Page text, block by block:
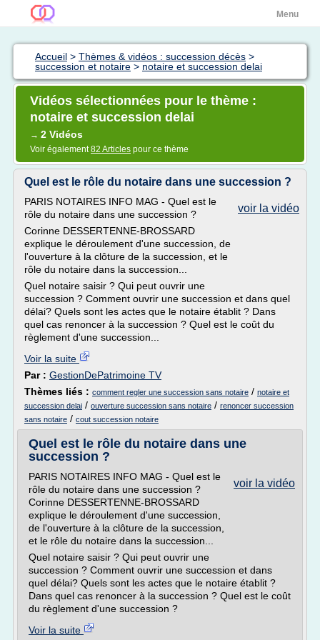
Menu
Accueil > Thèmes & vidéos : succession décès >
succession et notaire > notaire et succession delai
Vidéos sélectionnées pour le thème :
notaire et succession delai
→ 2 Vidéos
Voir également82 Articles pour ce thème
Quel est le rôle du notaire dans une succession ?
voir la vidéo
PARIS NOTAIRES INFO MAG - Quel est le
rôle du notaire dans une succession ?
Corinne DESSERTENNE-BROSSARD
explique le déroulement d'une succession, de
l'ouverture à la clôture de la succession, et le
rôle du notaire dans la succession...
Quel notaire saisir ? Qui peut ouvrir une
succession ? Comment ouvrir une succession et dans quel
délai? Quels sont les actes que le notaire établit ? Dans
quel cas renoncer à la succession ? Quel est le coût du
règlement d'une succession...
Voir la suite
Par : GestionDePatrimoine TV
Thèmes liés : comment regler une succession sans notaire / notaire et
succession delai / ouverture succession sans notaire / renoncer succession
sans notaire / cout succession notaire
Quel est le rôle du notaire dans une
succession ?
voir la vidéo
PARIS NOTAIRES INFO MAG - Quel est le
rôle du notaire dans une succession ?
Corinne DESSERTENNE-BROSSARD
explique le déroulement d'une succession,
de l'ouverture à la clôture de la succession,
et le rôle du notaire dans la succession...
Quel notaire saisir ? Qui peut ouvrir une
succession ? Comment ouvrir une succession et dans
quel délai? Quels sont les actes que le notaire établit ?
Dans quel cas renoncer à la succession ? Quel est le coût
du règlement d'une succession ?
Voir la suite